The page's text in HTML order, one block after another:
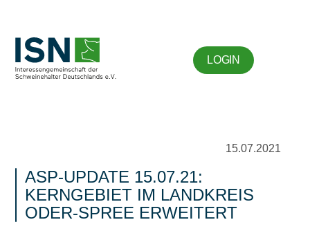
LOGIN
15.07.2021
ASP-UPDATE 15.07.21:
KERNGEBIET IM LANDKREIS
ODER-SPREE ERWEITERT